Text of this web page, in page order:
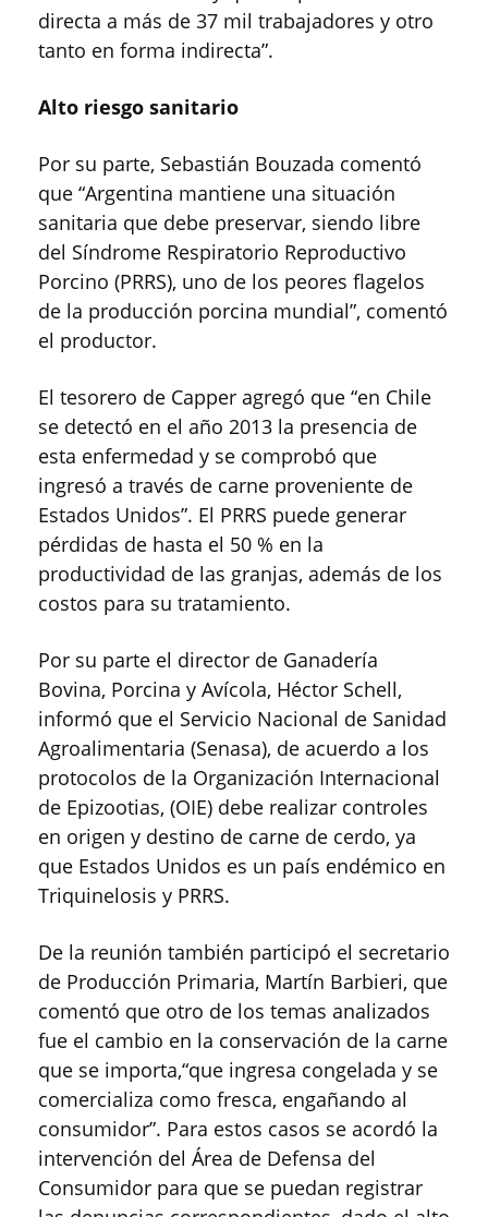
directa a más de 37 mil trabajadores y otro
tanto en forma indirecta”.
Alto riesgo sanitario
Por su parte, Sebastián Bouzada comentó
que “Argentina mantiene una situación
sanitaria que debe preservar, siendo libre
del Síndrome Respiratorio Reproductivo
Porcino (PRRS), uno de los peores flagelos
de la producción porcina mundial”, comentó
el productor.
El tesorero de Capper agregó que “en Chile
se detectó en el año 2013 la presencia de
esta enfermedad y se comprobó que
ingresó a través de carne proveniente de
Estados Unidos”. El PRRS puede generar
pérdidas de hasta el 50 % en la
productividad de las granjas, además de los
costos para su tratamiento.
Por su parte el director de Ganadería
Bovina, Porcina y Avícola, Héctor Schell,
informó que el Servicio Nacional de Sanidad
Agroalimentaria (Senasa), de acuerdo a los
protocolos de la Organización Internacional
de Epizootias, (OIE) debe realizar controles
en origen y destino de carne de cerdo, ya
que Estados Unidos es un país endémico en
Triquinelosis y PRRS.
De la reunión también participó el secretario
de Producción Primaria, Martín Barbieri, que
comentó que otro de los temas analizados
fue el cambio en la conservación de la carne
que se importa,“que ingresa congelada y se
comercializa como fresca, engañando al
consumidor”. Para estos casos se acordó la
intervención del Área de Defensa del
Consumidor para que se puedan registrar